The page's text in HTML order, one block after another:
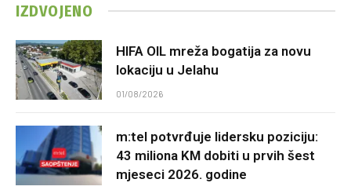
IZDVOJENO
HIFA OIL mreža bogatija za novu
lokaciju u Jelahu
01/08/2026
m:tel potvrđuje lidersku poziciju:
43 miliona KM dobiti u prvih šest
mjeseci 2026. godine